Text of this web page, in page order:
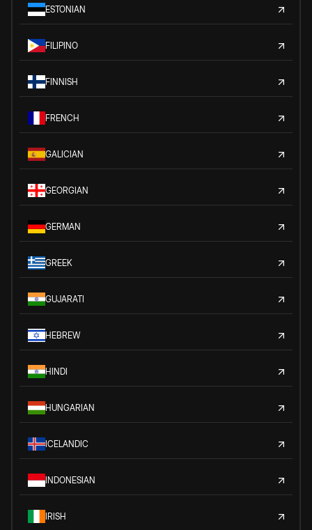
ESTONIAN
FILIPINO
FINNISH
FRENCH
GALICIAN
GEORGIAN
GERMAN
GREEK
GUJARATI
HEBREW
HINDI
HUNGARIAN
ICELANDIC
INDONESIAN
IRISH